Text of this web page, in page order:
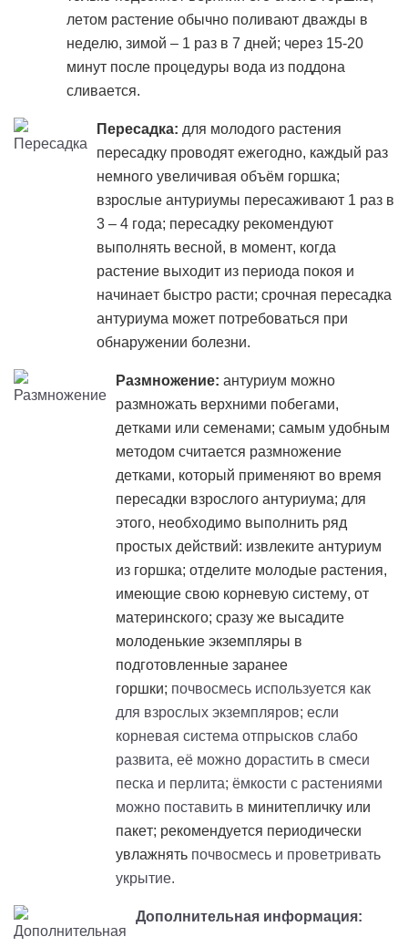
летом растение обычно поливают дважды в
неделю, зимой – 1 раз в 7 дней; через 15-20
минут после процедуры вода из поддона
сливается.
Пересадка: для молодого растения
пересадку проводят ежегодно, каждый раз
немного увеличивая объём горшка;
взрослые антуриумы пересаживают 1 раз в
3 – 4 года; пересадку рекомендуют
выполнять весной, в момент, когда
растение выходит из периода покоя и
начинает быстро расти; срочная пересадка
антуриума может потребоваться при
обнаружении болезни.
Размножение: антуриум можно
размножать верхними побегами,
детками или семенами; самым удобным
методом считается размножение
детками, который применяют во время
пересадки взрослого антуриума; для
этого, необходимо выполнить ряд
простых действий: извлеките антуриум
из горшка; отделите молодые растения,
имеющие свою корневую систему, от
материнского; сразу же высадите
молоденькие экземпляры в
подготовленные заранее
горшки; почвосмесь используется как
для взрослых экземпляров; если
корневая система отпрысков слабо
развита, её можно дорастить в смеси
песка и перлита; ёмкости с растениями
можно поставить в минитепличку или
пакет; рекомендуется периодически
увлажнять почвосмесь и проветривать
укрытие.
Дополнительная информация: